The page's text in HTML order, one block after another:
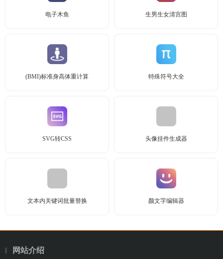
电子木鱼 生男生女清宫图
(BMI)标准身高体重计算 特殊符号大全
SVG转CSS 头像挂件生成器
文本内关键词批量替换 颜文字编辑器
网站介绍